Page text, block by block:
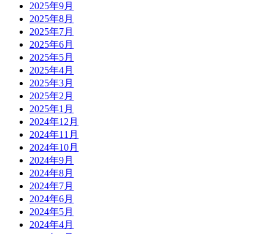
2025年9月
2025年8月
2025年7月
2025年6月
2025年5月
2025年4月
2025年3月
2025年2月
2025年1月
2024年12月
2024年11月
2024年10月
2024年9月
2024年8月
2024年7月
2024年6月
2024年5月
2024年4月